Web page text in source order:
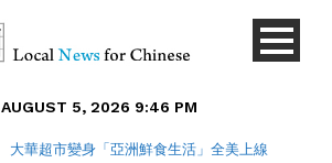
AUGUST 5, 2026 9:46 PM
大華超市變身「亞洲鮮食生活」全美上線